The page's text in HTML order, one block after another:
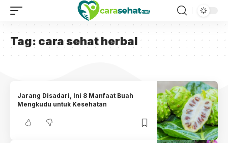
Tag: cara sehat herbal
Jarang Disadari, Ini 8 Manfaat Buah
Mengkudu untuk Kesehatan